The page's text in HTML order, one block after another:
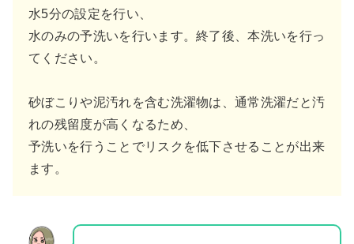
水5分の設定を行い、
水のみの予洗いを行います。終了後、本洗いを行っ
てください。
砂ぼこりや泥汚れを含む洗濯物は、通常洗濯だと汚
れの残留度が高くなるため、
予洗いを行うことでリスクを低下させることが出来
ます。